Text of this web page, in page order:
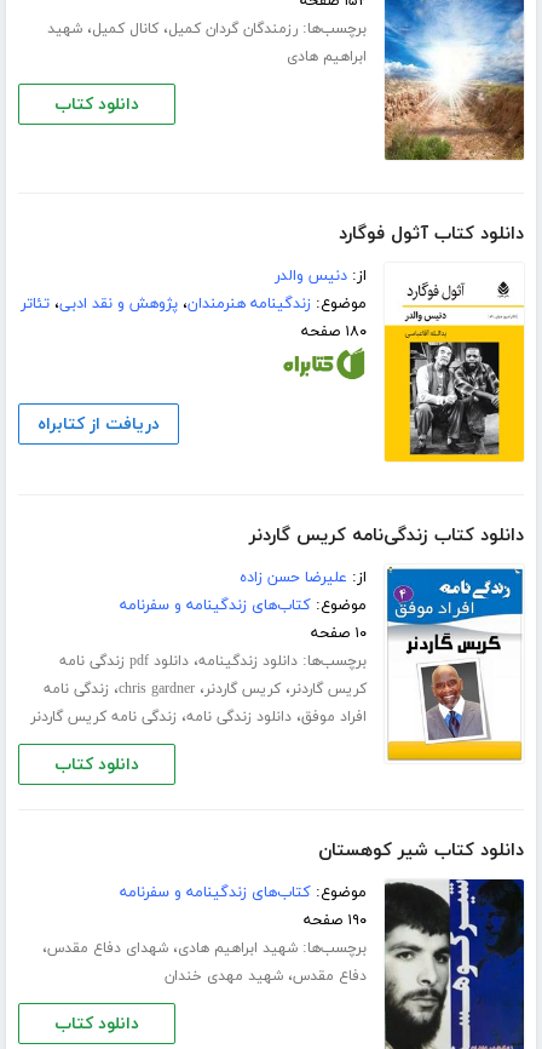
برچسب‌ها:رزمندگان گردان کمیل،کانال کمیل،شهید
ابراهیم هادی
دانلود کتاب
دانلود کتاب آثول فوگارد
از:دنیس والدر
موضوع:زندگینامه هنرمندان،پژوهش و نقد ادبی،تئاتر
۱۸۰ صفحه
دریافت از کتابراه
دانلود کتاب زندگی‌نامه کریس گاردنر
از: علیرضا حسن زاده
موضوع:کتاب‌های زندگینامه و سفرنامه
۱۰ صفحه
برچسب‌ها:دانلود زندگینامه،
دانلود pdf زندگی نامه
کریس گاردنر،کریس گاردنر،chris gardner، زندگی نامه
افراد موفق،دانلود زندگی نامه، زندگی نامه کریس گاردنر
دانلود کتاب
دانلود کتاب شیر کوهستان
موضوع:کتاب‌های زندگینامه و سفرنامه
۱۹۰ صفحه
برچسب‌ها:شهید ابراهیم هادی،شهدای دفاع مقدس،
دفاع مقدس،شهید مهدی خندان
دانلود کتاب